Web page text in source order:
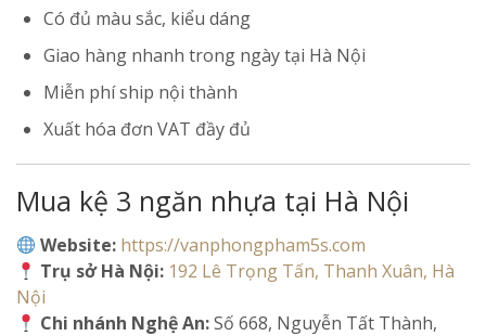
Có đủ màu sắc, kiểu dáng
Giao hàng nhanh trong ngày tại Hà Nội
Miễn phí ship nội thành
Xuất hóa đơn VAT đầy đủ
Mua kệ 3 ngăn nhựa tại Hà Nội
Website: https://vanphongpham5s.com
Trụ sở Hà Nội: 192 Lê Trọng Tấn, Thanh Xuân, Hà
Nội
Chi nhánh Nghệ An:Số 668, Nguyễn Tất Thành,